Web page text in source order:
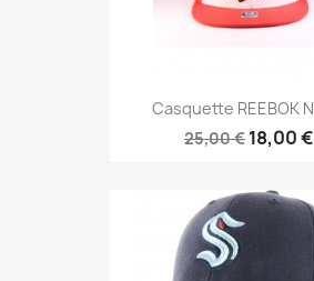
Casquette REEBOK
25,00 € 18,00 €